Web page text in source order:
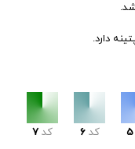
5 کد 6 کد 7